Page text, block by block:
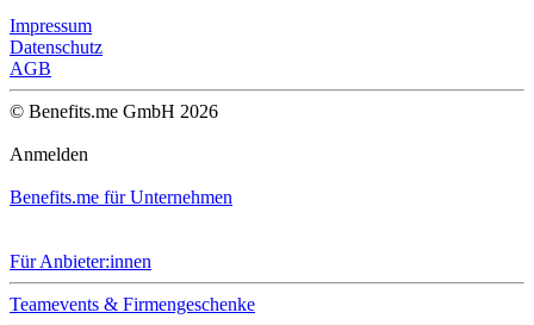
Impressum
Datenschutz
AGB
© Benefits.me GmbH 2026
Anmelden
Benefits.me für Unternehmen
Für Anbieter:innen
Teamevents & Firmengeschenke